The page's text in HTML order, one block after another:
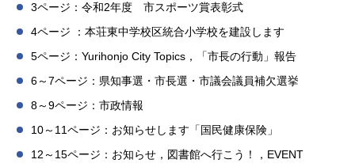
3ページ：令和2年度 市スポーツ賞表彰式
4ページ ：本荘東中学校区統合小学校を建設します
5ページ：Yurihonjo City Topics，「市長の行動」報告
6～7ページ：県知事選・市長選・市議会議員補欠選挙
8～9ページ：市政情報
10～11ページ：お知らせします「国民健康保険」
12～15ページ：お知らせ，図書館へ行こう！，EVENT